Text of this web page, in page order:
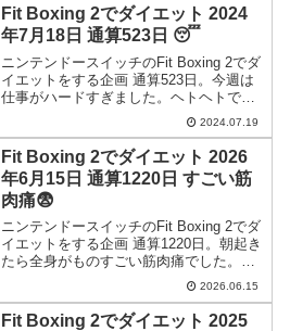
Fit Boxing 2でダイエット 2024
年7月18日 通算523日 😴
ニンテンドースイッチのFit Boxing 2でダ
イエットをする企画 通算523日。今週は
仕事がハードすぎました。ヘトヘトで
2024.07.19
Fit Boxing 2でダイエット 2026
年6月15日 通算1220日 すごい筋
肉痛😨
ニンテンドースイッチのFit Boxing 2でダ
イエットをする企画 通算1220日。朝起き
たら全身がものすごい筋肉痛でした。が
これって昨日のケトルベルが効いてるわ
けで、8か月続けたダンベルトレは意味が
無かったという事なのでは…。
2026.06.15
Fit Boxing 2でダイエット 2025